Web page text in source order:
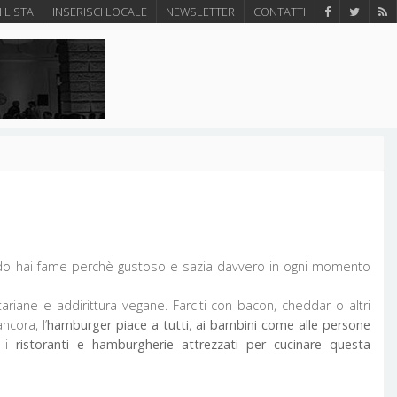
LISTA INSERISCI LOCALE NEWSLETTER CONTATTI
hai fame perchè gustoso e sazia davvero in ogni momento
e addirittura vegane. Farciti con bacon, cheddar o altri
l’hamburger piace a tutti, ai bambini come alle persone
i ristoranti e hamburgherie attrezzati per cucinare questa